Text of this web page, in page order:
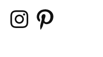
InstagramPinterest